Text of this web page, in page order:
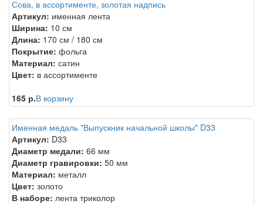
Сова, в ассортименте, золотая надпись
Артикул: именная лента
Ширина: 10 см
Длина: 170 см / 180 см
Покрытие: фольга
Материал: сатин
Цвет: в ассортименте
165 р.В корзину
Именная медаль "Выпускник начальной школы" D33
Артикул: D33
Диаметр медали: 66 мм
Диаметр гравировки: 50 мм
Материал: металл
Цвет: золото
В наборе: лента триколор